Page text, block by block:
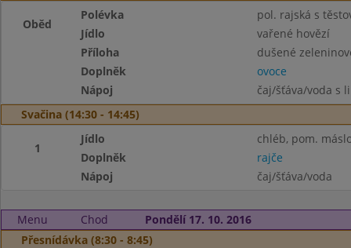
Oběd
Polévka
pol. rajská s
Jídlo
vařené hovězí
Příloha
dušené
Doplněk
ovoce
Nápoj
čaj/šťáva/voda s
Svačina (14:30 - 14:45)
1
Jídlo
chléb, pom.
Doplněk
rajče
Nápoj
čaj/šťáva/voda
Menu Chod
Pondělí 17. 10. 2016
Přesnídávka (8:30 - 8:45)